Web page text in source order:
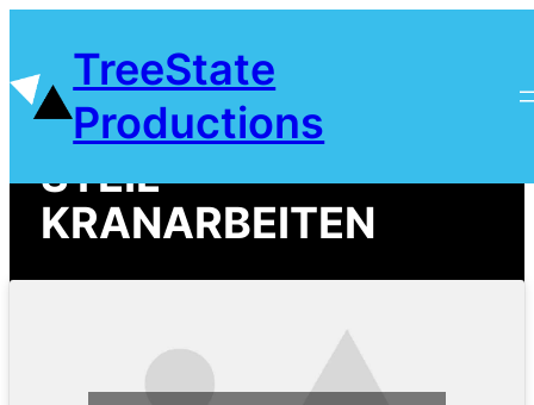
springenTreeState
Productions
STEIL -
KRANARBEITEN